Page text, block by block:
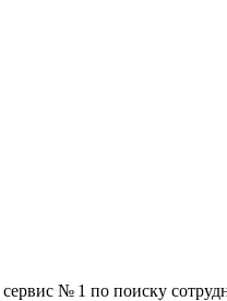
сервис № 1 по поиску